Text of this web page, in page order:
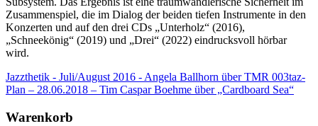
Zusammenspiel, die im Dialog der beiden tiefen Instrumente in den
Konzerten und auf den drei CDs „Unterholz“ (2016),
„Schneekönig“ (2019) und „Drei“ (2022) eindrucksvoll hörbar
wird.
Jazzthetik - Juli/August 2016 - Angela Ballhorn über TMR 003taz-
Plan – 28.06.2018 – Tim Caspar Boehme über „Cardboard Sea“
Warenkorb